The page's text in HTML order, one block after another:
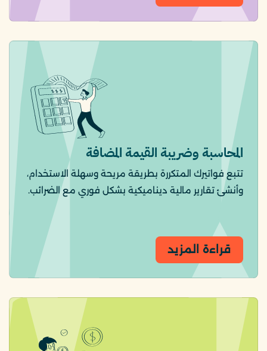
المحاسبة وضريبة القيمة المضافة
تتبع فواتيرك المتكررة بطريقة مريحة وسهلة الاستخدام،
وأنشئ تقارير مالية ديناميكية بشكل فوري مع الضرائب.
قراءة المزيد